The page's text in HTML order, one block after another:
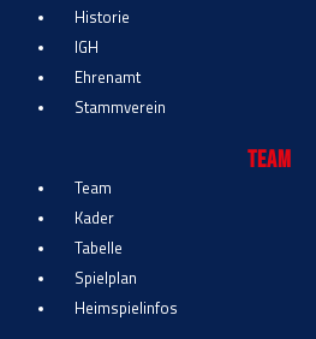
Historie
IGH
Ehrenamt
Stammverein
Team
Team
Kader
Tabelle
Spielplan
Heimspielinfos